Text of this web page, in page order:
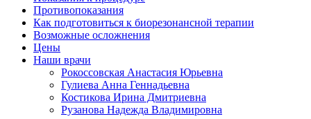
Противопоказания
Как подготовиться к биорезонансной терапии
Возможные осложнения
Цены
Наши врачи
Рокоссовская Анастасия Юрьевна
Гулиева Анна Геннадьевна
Костикова Ирина Дмитриевна
Рузанова Надежда Владимировна